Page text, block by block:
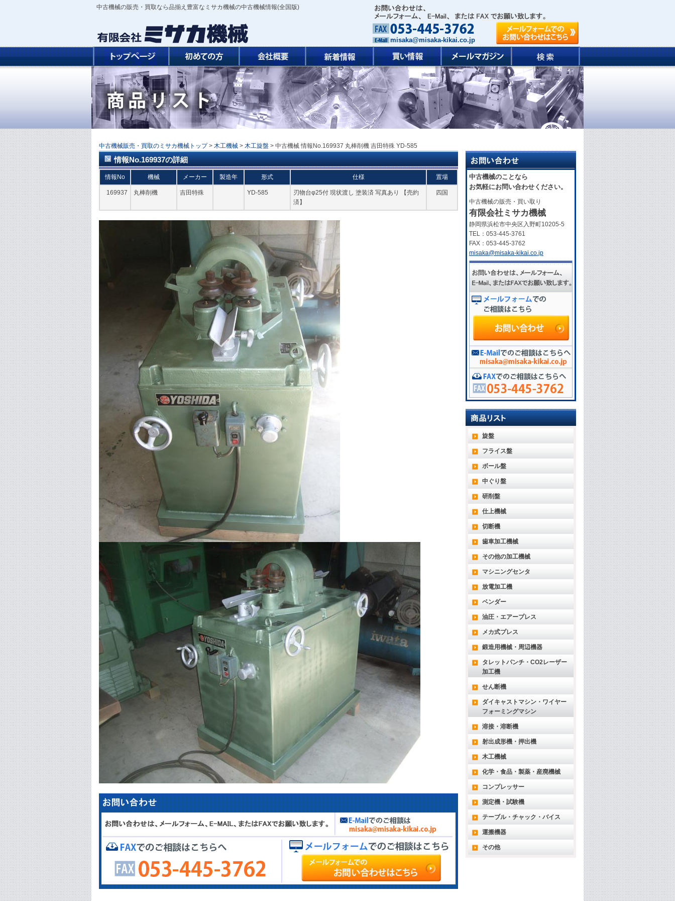
中古機械の販売・買取なら品揃え豊富なミサカ機械の中古機械情報(全国版)
misaka@misaka-kikai.co.jp
中古機械販売・買取のミサカ機械トップ > 木工機械 > 木工旋盤 > 中古機械 情報No.169937 丸棒削機 吉田特殊 YD-585
情報No.169937の詳細
情報No 機械 メーカー 製造年 形式 仕様 置場
169937 丸棒削機 吉田特殊 YD-585
刃物台φ25付 現状渡し 塗装済 写真あり 【売約
済】
四国
中古機械のことなら
お気軽にお問い合わせください。
中古機械の販売・買い取り
有限会社ミサカ機械
静岡県浜松市中央区入野町10205-5
TEL：053-445-3761
FAX：053-445-3762
misaka@misaka-kikai.co.jp
旋盤
フライス盤
ボール盤
中ぐり盤
研削盤
仕上機械
切断機
歯車加工機械
その他の加工機械
マシニングセンタ
放電加工機
ベンダー
油圧・エアープレス
メカ式プレス
鍛造用機械・周辺機器
タレットパンチ・CO2レーザー
加工機
せん断機
ダイキャストマシン・ワイヤー
フォーミングマシン
溶接・溶断機
射出成形機・押出機
木工機械
化学・食品・製薬・産廃機械
コンプレッサー
測定機・試験機
テーブル・チャック・バイス
運搬機器
その他